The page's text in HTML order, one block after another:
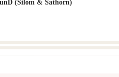
(Silom & Sathorn)